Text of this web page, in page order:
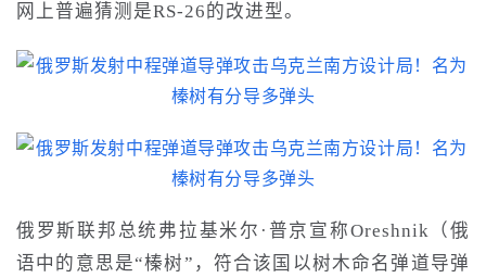
网上普遍猜测是RS-26的改进型。
俄罗斯联邦总统弗拉基米尔·普京 宣称Oreshnik（俄
语中的意思是“榛树”，符合该国以树木命名弹道导弹